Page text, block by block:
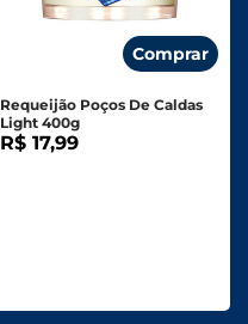
Comprar
Requeijão Poços De Caldas
Light 400g
R$ 17,99